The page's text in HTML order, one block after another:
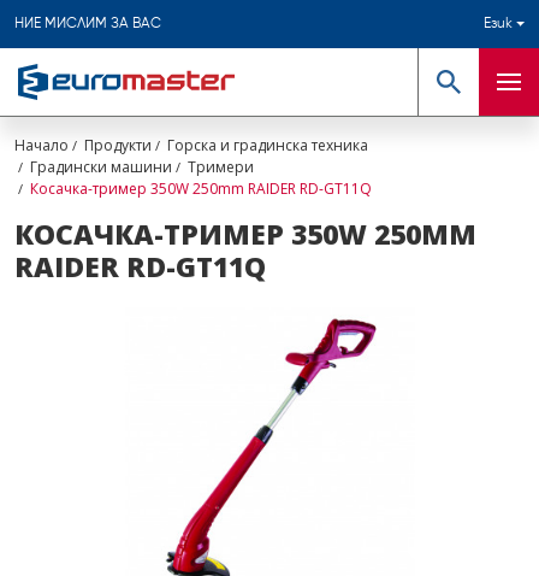
НИЕ МИСЛИМ ЗА ВАС Език
Търсене
Начало Продукти
Горска и градинска техника
Градински машини
Тримери
Косачка-тример 350W 250mm RAIDER RD-GT11Q
КОСАЧКА-ТРИМЕР 350W 250MM
RAIDER RD-GT11Q